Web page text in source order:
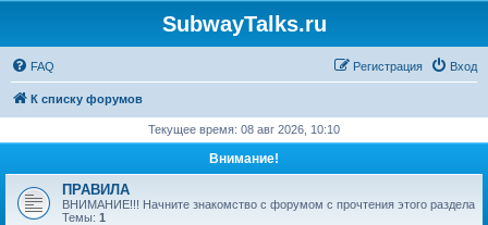
SubwayTalks.ru
FAQ Вход
Регистрация
К списку форумов
Текущее время: 08 авг 2026, 10:10
Внимание!
ПРАВИЛА
ВНИМАНИЕ!!! Начните знакомство с форумом с прочтения этого раздела
Темы: 1